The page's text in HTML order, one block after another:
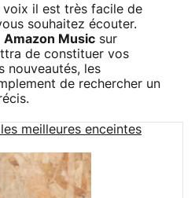
voix il est très facile de
souhaitez écouter.
Amazon Music sur
de constituer vos
nouveautés, les
de rechercher un
meilleures enceintes